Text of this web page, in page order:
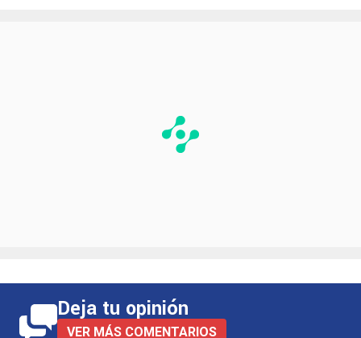
Deja tu opinión
VER MÁS COMENTARIOS